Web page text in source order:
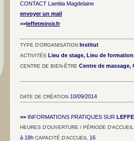
CONTACT Laetitia Magdelaine
envoyer un mail
>>leffetmiroir.fr
TYPE D'ORGANISATION Institut
ACTIVITÉS Lieu de stage, Lieu de
CENTRE DE BIEN-ÊTRE Centre de massage,
DATE DE CRÉATION 10/09/2014
>> INFORMATIONS PRATIQUES SUR
HEURES D’OUVERTURE / PÉRIODE D’ACCUEIL
à 18h CAPACITÉ D’ACCUEIL 16